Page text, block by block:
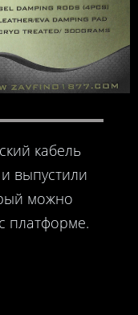
кабель
выпустили
можно
платформе.